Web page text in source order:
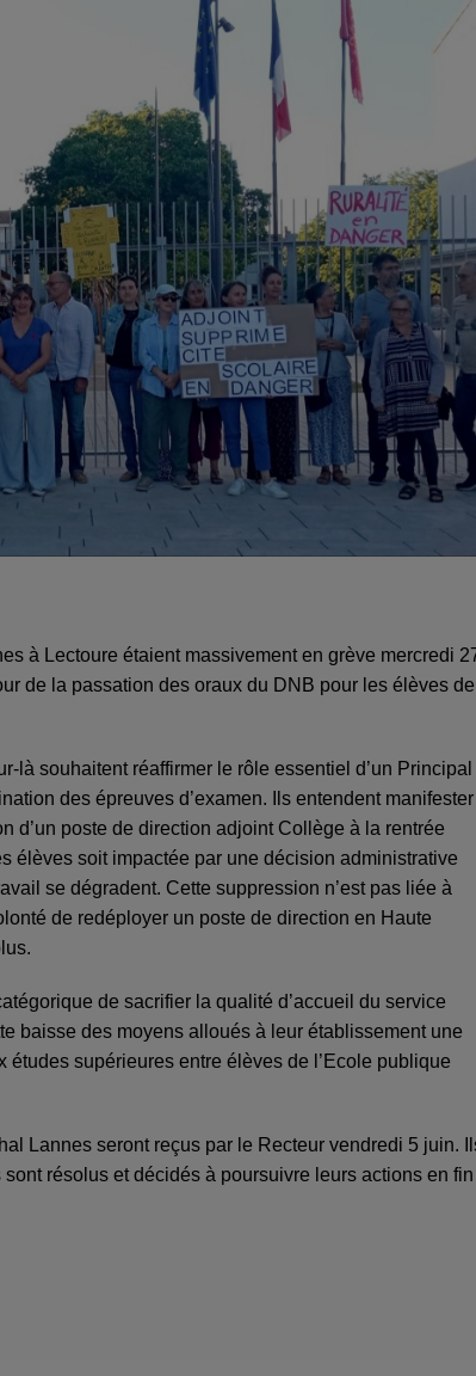
à Lectoure étaient massivement en grève mercredi
de la passation des oraux du DNB pour les élèves de
là souhaitent réaffirmer le rôle essentiel d’un Principal
des épreuves d’examen. Ils entendent manifester
d’un poste de direction adjoint Collège à la rentrée
élèves soit impactée par une décision administrative
se dégradent. Cette suppression n’est pas liée à
de redéployer un poste de direction en Haute
de sacrifier la qualité d’accueil du service
baisse des moyens alloués à leur établissement une
études supérieures entre élèves de l’Ecole publique
Lannes seront reçus par le Recteur vendredi 5 juin.
résolus et décidés à poursuivre leurs actions en fin